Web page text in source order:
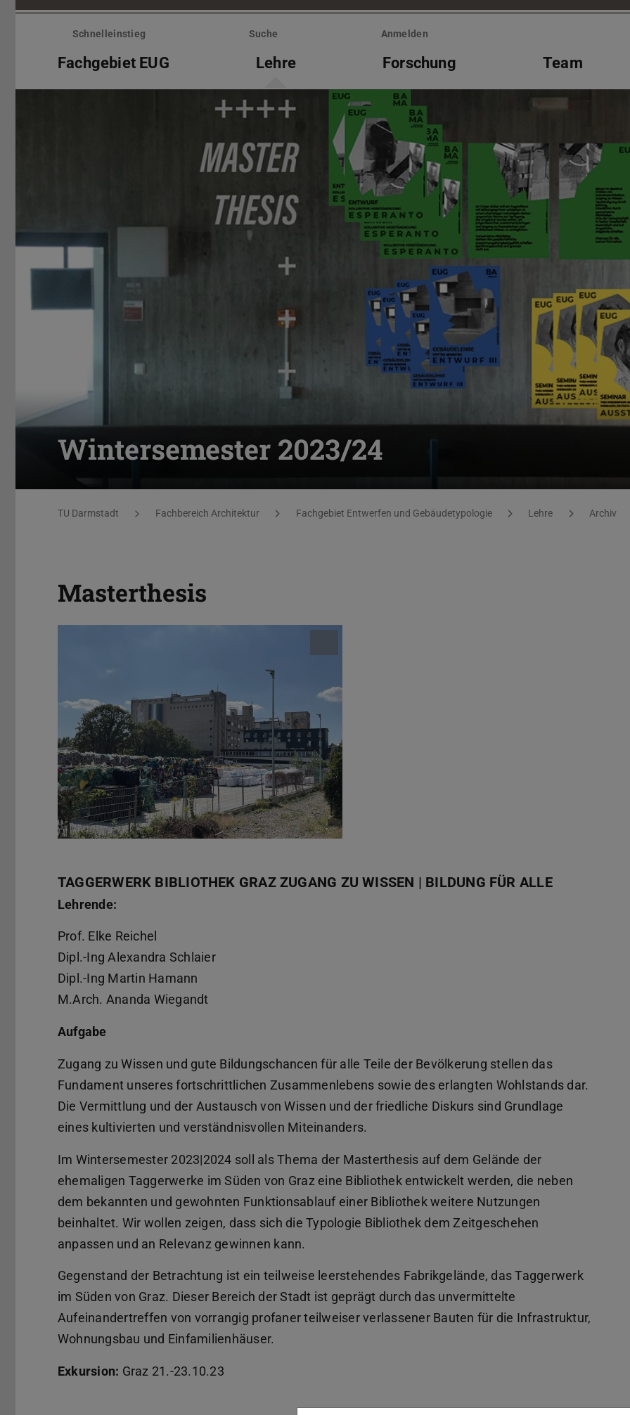
Menü
überspringenSchnelleinstieg Suche Anmelden
Fachgebiet EUG Lehre Forschung Team
Wintersemester 2023/24
Sie befinden sich hier:
TU Darmstadt Fachbereich Architektur Fachgebiet Entwerfen und Gebäudetypologie Lehre Archiv
Masterthesis
TAGGERWERK BIBLIOTHEK GRAZ ZUGANG ZU WISSEN | BILDUNG FÜR ALLE
Lehrende:
Prof. Elke Reichel
Dipl.-Ing Alexandra Schlaier
Dipl.-Ing Martin Hamann
M.Arch. Ananda Wiegandt
Aufgabe
Zugang zu Wissen und gute Bildungschancen für alle Teile der Bevölkerung stellen das
Fundament unseres fortschrittlichen Zusammenlebens sowie des erlangten Wohlstands dar.
Die Vermittlung und der Austausch von Wissen und der friedliche Diskurs sind Grundlage
eines kultivierten und verständnisvollen Miteinanders.
Im Wintersemester 2023|2024 soll als Thema der Masterthesis auf dem Gelände der
ehemaligen Taggerwerke im Süden von Graz eine Bibliothek entwickelt werden, die neben
dem bekannten und gewohnten Funktionsablauf einer Bibliothek weitere Nutzungen
beinhaltet. Wir wollen zeigen, dass sich die Typologie Bibliothek dem Zeitgeschehen
anpassen und an Relevanz gewinnen kann.
Gegenstand der Betrachtung ist ein teilweise leerstehendes Fabrikgelände, das Taggerwerk
im Süden von Graz. Dieser Bereich der Stadt ist geprägt durch das unvermittelte
Aufeinandertreffen von vorrangig profaner teilweiser verlassener Bauten für die Infrastruktur,
Wohnungsbau und Einfamilienhäuser.
Exkursion: Graz 21.-23.10.23